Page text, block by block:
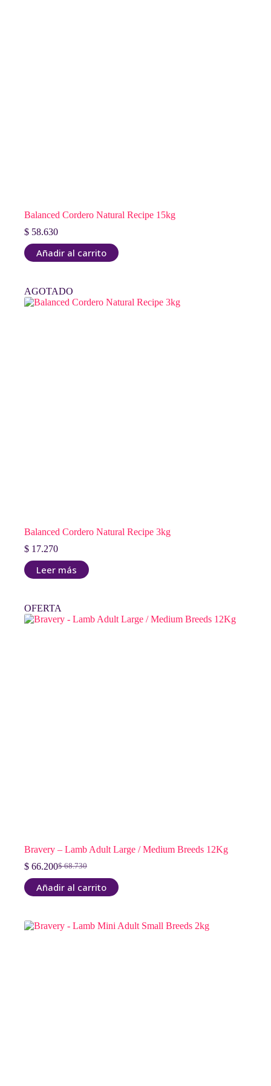
Balanced Cordero Natural Recipe 15kg
$ 58.630
Añadir al carrito
AGOTADO
Balanced Cordero Natural Recipe 3kg
$ 17.270
Leer más
OFERTA
Bravery – Lamb Adult Large / Medium Breeds 12Kg
$68.730
El
precio
original
$ 66.200El
precio
actual
Añadir al carrito